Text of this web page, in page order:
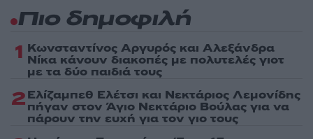
Πιο δημοφιλή
1 Κωνσταντίνος Αργυρός και Αλεξάνδρα
Νίκα κάνουν διακοπές με πολυτελές γιοτ
με τα δύο παιδιά τους
2Ελίζαμπεθ Ελέτσι και Νεκτάριος Λεμονίδης
πήγαν στον Άγιο Νεκτάριο Βούλας για να
πάρουν την ευχή για τον γιο τους